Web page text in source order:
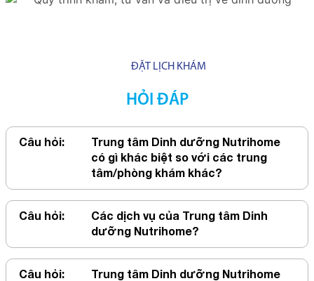
ĐẶT LỊCH KHÁM
HỎI ĐÁP
Câu hỏi:
Trung tâm Dinh dưỡng Nutrihome
có gì khác biệt so với các trung
tâm/phòng khám khác?
Câu hỏi:
Các dịch vụ của Trung tâm Dinh
dưỡng Nutrihome?
Câu hỏi:
Trung tâm Dinh dưỡng Nutrihome